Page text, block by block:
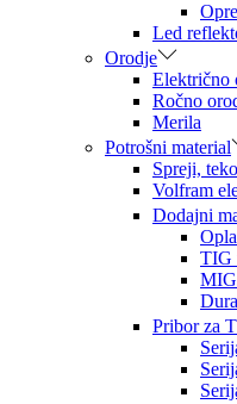
Led
Orodje
Električno
Ročno
Merila
Potrošni material
Spreji,
Volfram
Dodajni
TIG
Pribor za